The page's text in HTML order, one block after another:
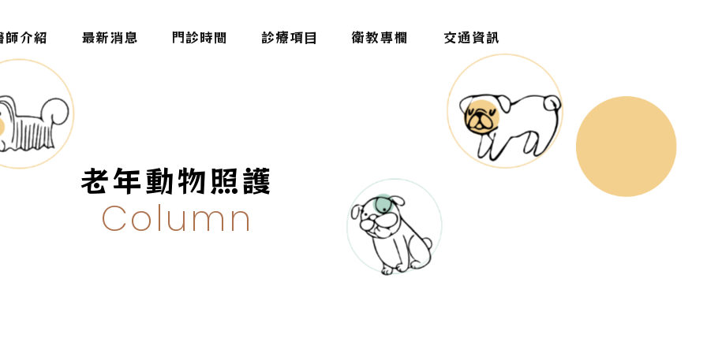
師介紹 最新消息 門診時間 診療項目 衛教專欄 交通資訊
老年動物照護